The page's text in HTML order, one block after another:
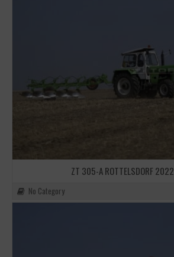
ZT 305-A ROTTELSDORF 2022
No Category